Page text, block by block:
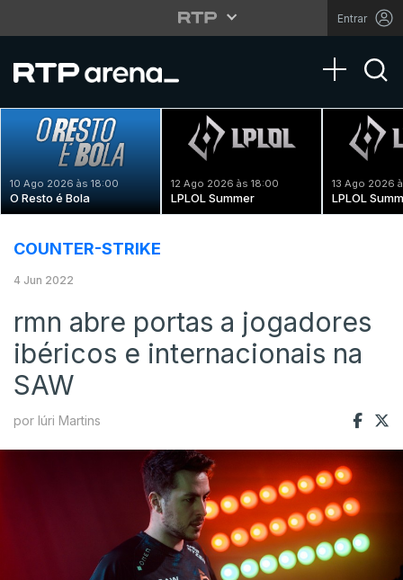
Entrar
Toggle
10 Ago 2026 às 18:00
O Resto é Bola
12 Ago 2026 às 18:00
LPLOL Summer
13 Ago 2026
LPLOL
COUNTER-STRIKE
4 Jun 2022
rmn abre portas a jogadores
ibéricos e internacionais na
SAW
por Iúri Martins